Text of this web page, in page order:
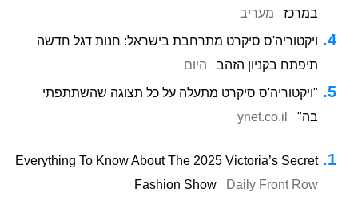
במרכז
מעריב
ויקטוריה'ס סיקרט מתרחבת בישראל: חנות דגל חדשה
תיפתח בקניון הזהב
היום
"ויקטוריה'ס סיקרט מתעלה על כל תצוגה שהשתתפתי
בה"
ynet.co.il
Everything To Know About The 2025 Victoria’s Secret
Fashion Show
Daily Front Row